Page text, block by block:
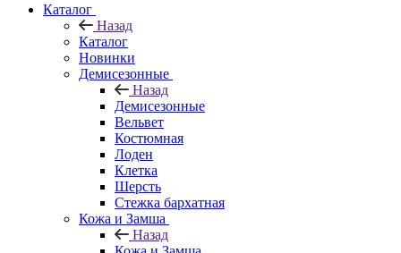
Каталог
Назад
Каталог
Новинки
Демисезонные
Назад
Демисезонные
Вельвет
Костюмная
Лоден
Клетка
Шерсть
Стежка бархатная
Кожа и Замша
Назад